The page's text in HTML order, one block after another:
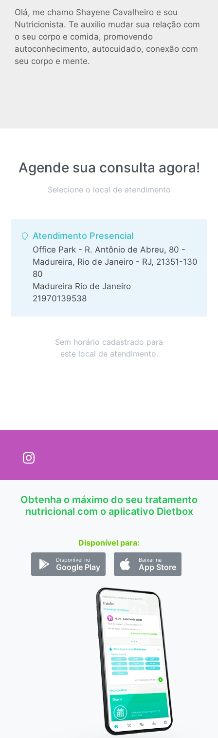
Olá, me chamo Shayene Cavalheiro e sou
Nutricionista. Te auxilio mudar sua relação com
o seu corpo e comida, promovendo
autoconhecimento, autocuidado, conexão com
seu corpo e mente.
Agende sua consulta agora!
Selecione o local de atendimento
Atendimento Presencial
Office Park - R. Antônio de Abreu, 80 -
Madureira, Rio de Janeiro - RJ, 21351-130
80
Madureira Rio de Janeiro
21970139538
Sem horário cadastrado para
este local de atendimento.
Obtenha o máximo do seu tratamento
nutricional com o aplicativo Dietbox
Disponível para:
Disponível no
Google Play
Baixar na
App Store